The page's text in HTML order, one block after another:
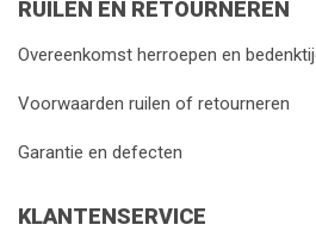
RUILEN EN RETOURNEREN
Overeenkomst herroepen en
Voorwaarden ruilen of retourneren
Garantie en defecten
KLANTENSERVICE